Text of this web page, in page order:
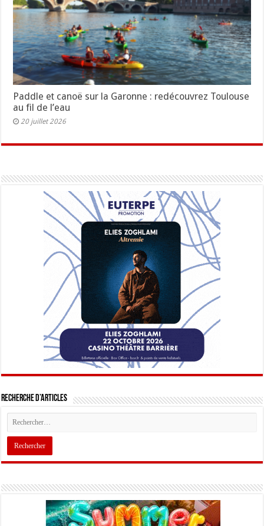
Paddle et canoë sur la Garonne : redécouvrez Toulouse
au fil de l’eau
20 juillet 2026
Recherche d’articles